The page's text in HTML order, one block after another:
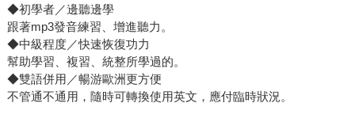
◆初學者／邊聽邊學
跟著mp3發音練習、增進聽力。
◆中級程度／快速恢復功力
幫助學習、複習、統整所學過的。
◆雙語併用／暢游歐洲更方便
不管通不通用，隨時可轉換使用英文，應付臨時狀況。